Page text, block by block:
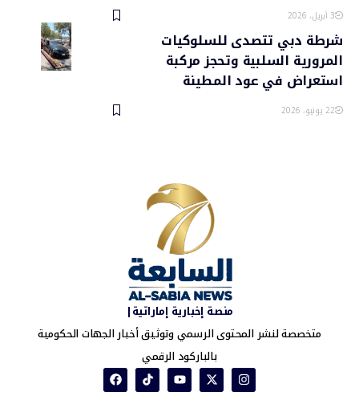
3 أبريل، 2026
شرطة دبي تتصدى للسلوكيات
المرورية السلبية وتحجز مركبة
استعراض في عود المطينة
22 يونيو، 2026
منصة إخبارية إماراتية|
متخصصة لنشر المحتوى الرسمي وتوثيق أخبار الجهات الحكومية
بالباركود الرقمي